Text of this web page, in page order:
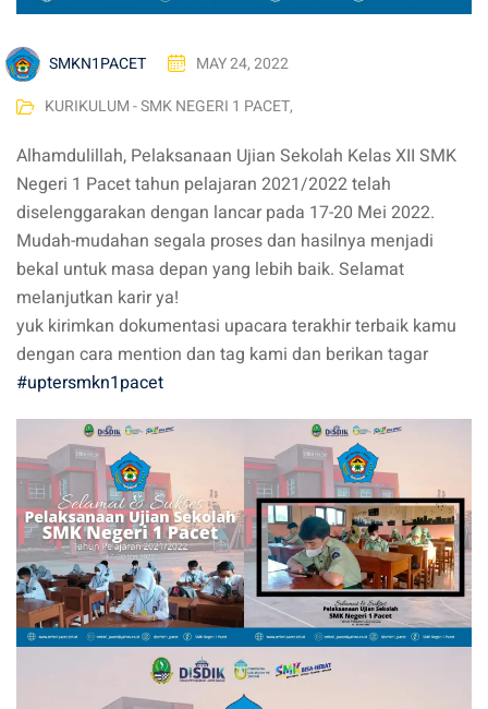
SMKN1PACET
MAY 24, 2022
KURIKULUM - SMK NEGERI 1 PACET,
Alhamdulillah, Pelaksanaan Ujian Sekolah Kelas XII SMK
Negeri 1 Pacet tahun pelajaran 2021/2022 telah
diselenggarakan dengan lancar pada 17-20 Mei 2022.
Mudah-mudahan segala proses dan hasilnya menjadi
bekal untuk masa depan yang lebih baik. Selamat
melanjutkan karir ya!
yuk kirimkan dokumentasi upacara terakhir terbaik kamu
dengan cara mention dan tag kami dan berikan tagar
#uptersmkn1pacet